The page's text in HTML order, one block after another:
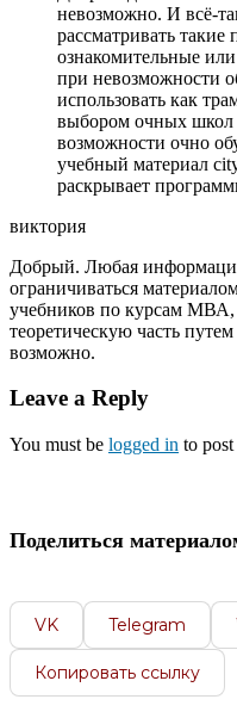
невозможно. И всё-
рассматривать
ознакомительные
при невозможности
использовать как
выбором очных школ
возможности очно
учебный материал
раскрывает
виктория
Добрый. Любая
ограничиваться
учебников по курсам МВА,
теоретическую часть
возможно.
Leave a Reply
You must be logged in to
Поделиться
VK Telegram
Копировать ссылку